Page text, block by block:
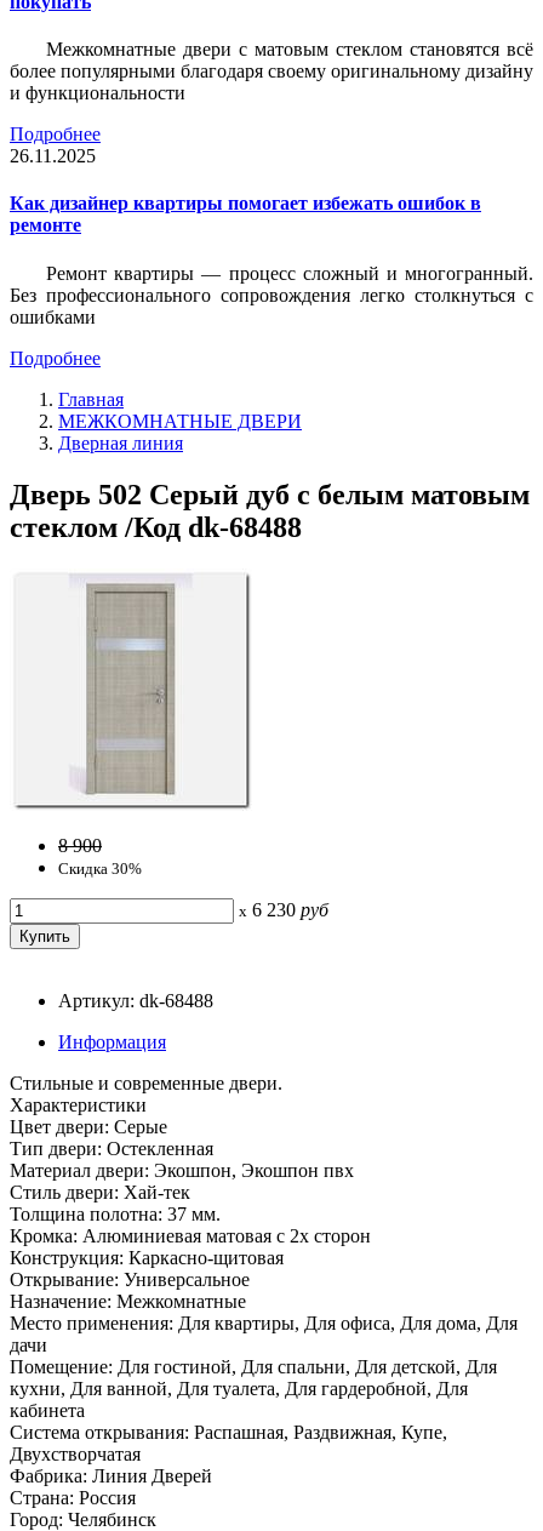
Межкомнатные двери с матовым стеклом становятся всё
более популярными благодаря своему оригинальному дизайну
и функциональности
Подробнее
26.11.2025
Как дизайнер квартиры помогает избежать ошибок в
ремонте
Ремонт квартиры — процесс сложный и многогранный.
Без профессионального сопровождения легко столкнуться с
ошибками
Подробнее
Главная
МЕЖКОМНАТНЫЕ ДВЕРИ
Дверная линия
Дверь 502 Серый дуб с белым матовым
стеклом /Код dk-68488
8 900
Скидка 30%
x 6 230 руб
Артикул: dk-68488
Информация
Стильные и современные двери.
Характеристики
Цвет двери: Серые
Тип двери: Остекленная
Материал двери: Экошпон, Экошпон пвх
Стиль двери: Хай-тек
Толщина полотна: 37 мм.
Кромка: Алюминиевая матовая с 2х сторон
Конструкция: Каркасно-щитовая
Открывание: Универсальное
Назначение: Межкомнатные
Место применения: Для квартиры, Для офиса, Для дома, Для
дачи
Помещение: Для гостиной, Для спальни, Для детской, Для
кухни, Для ванной, Для туалета, Для гардеробной, Для
кабинета
Система открывания: Распашная, Раздвижная, Купе,
Двухстворчатая
Фабрика: Линия Дверей
Страна: Россия
Город: Челябинск